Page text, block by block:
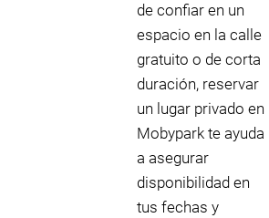
de confiar en un
espacio en la calle
gratuito o de corta
duración, reservar
un lugar privado en
Mobypark te ayuda
a asegurar
disponibilidad en
tus fechas y